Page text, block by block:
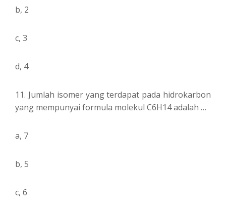
b, 2
c, 3
d, 4
11. Jumlah isomer yang terdapat pada hidrokarbon
yang mempunyai formula molekul C6H14 adalah …
a, 7
b, 5
c, 6